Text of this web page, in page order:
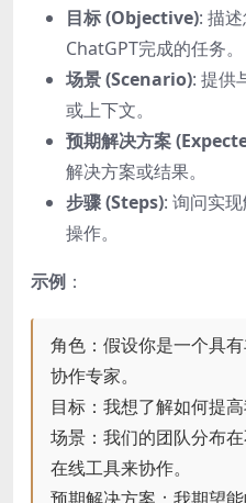
目标 (Objective): 描
ChatGPT完成的任务。
场景 (Scenario): 提供
或上下文。
预期解决方案
解决方案或结果。
步骤 (Steps): 询问实
操作。
示例 ：
角色：假设你是一个具
协作专家。
目标：我想了解如何提高
场景：我们的团队分布
在线工具来协作。